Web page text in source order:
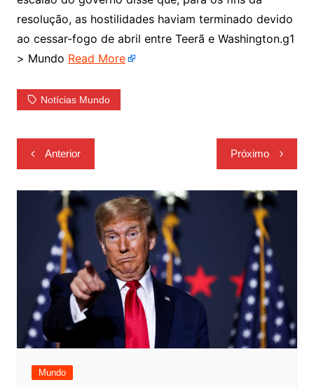
resolução, as hostilidades haviam terminado devido
ao cessar-fogo de abril entre Teerã e Washington.g1
> Mundo Read More
Notícias Mundo
Navegação
de
Post
Anterior Próximo
Mundo